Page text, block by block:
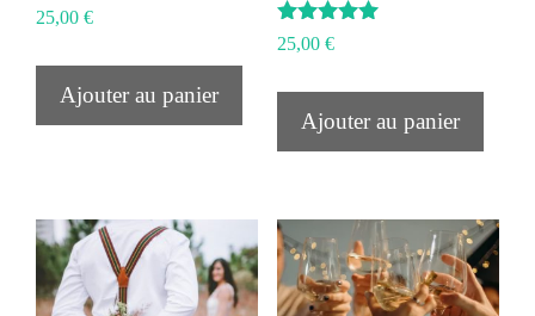
Note
5.00
25,00 €
Ajouter au panier
Note
5.00
25,00 €
Ajouter au panier